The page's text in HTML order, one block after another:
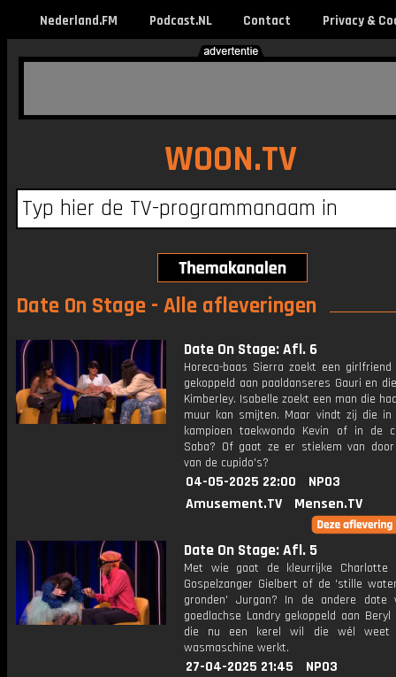
Nederland.FM Podcast.NL Contact Privacy &
WOON.TV
Date On Stage - Alle afleveringen
Date On Stage: Afl. 6
Horeca-baas Sierra zoekt een
gekoppeld aan paaldanseres Gauri en
Kimberley. Isabelle zoekt een man die
muur kan smijten. Maar vindt zij die in
kampioen taekwondo Kevin of in de
Saba? Of gaat ze er stiekem van
van de cupido's?
04-05-2025 22:00
NPO3
Amusement.TV
Mensen.TV
Date On Stage: Afl. 5
Met wie gaat de kleurrijke Charlotte
Gospelzanger Gielbert of de 'stille
gronden' Jurgan? In de andere date
goedlachse Landry gekoppeld aan Beryl
die nu een kerel wil die wél weet
wasmaschine werkt.
27-04-2025 21:45
NPO3